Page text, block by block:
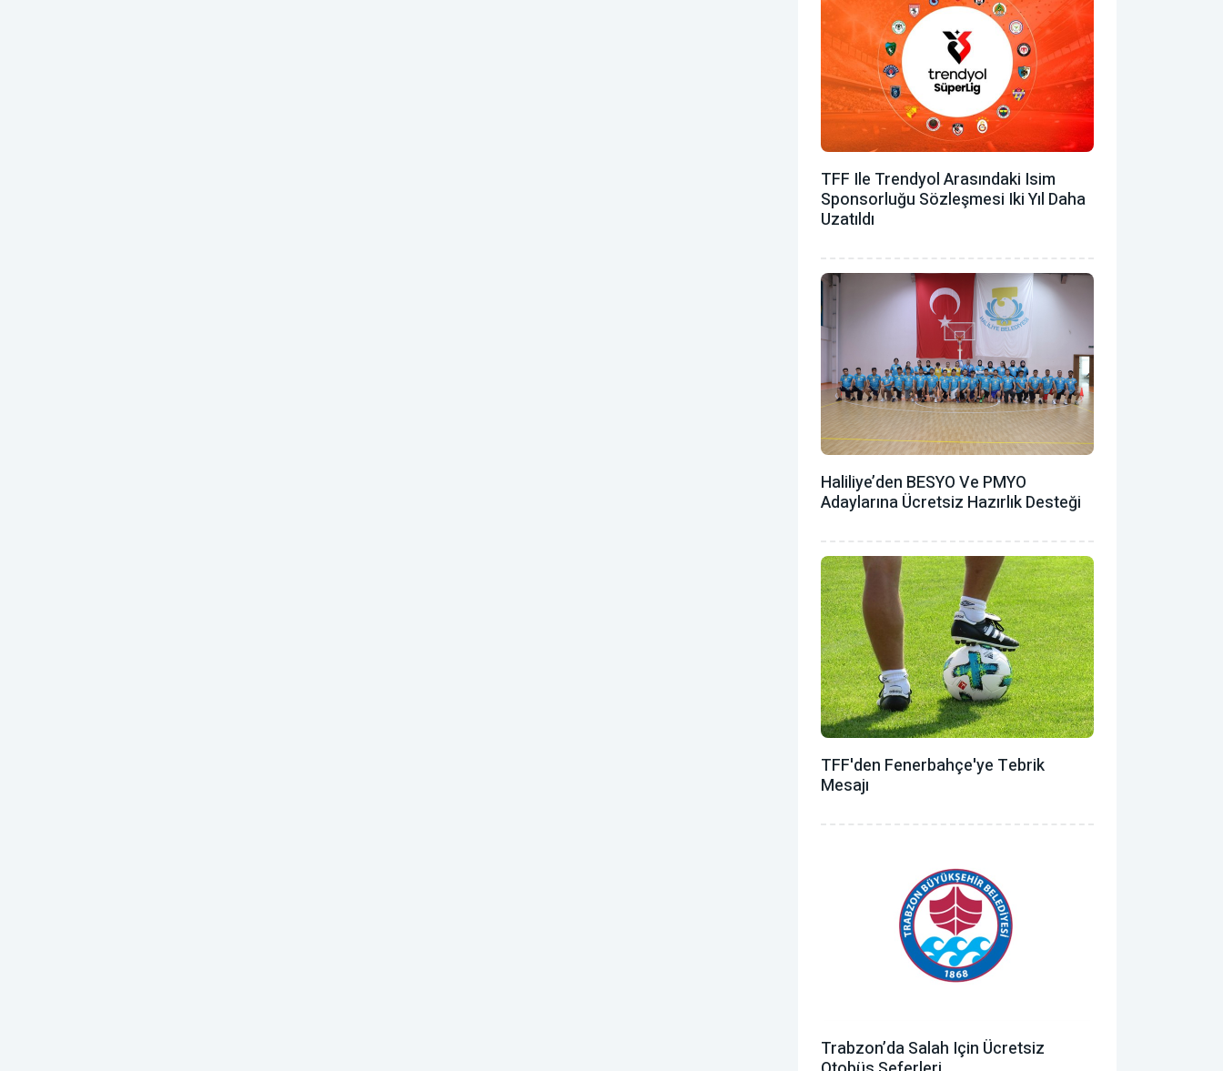
TFF Ile Trendyol Arasındaki Isim
Sponsorluğu Sözleşmesi Iki Yıl Daha
Uzatıldı
Haliliye’den BESYO Ve PMYO
Adaylarına Ücretsiz Hazırlık Desteği
TFF'den Fenerbahçe'ye Tebrik
Mesajı
Trabzon’da Salah Için Ücretsiz